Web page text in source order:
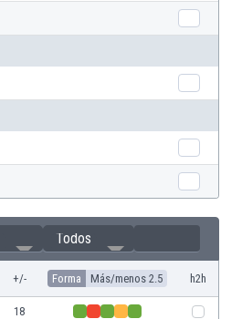
Todos
+/- Forma Más/menos 2.5 h2h
18